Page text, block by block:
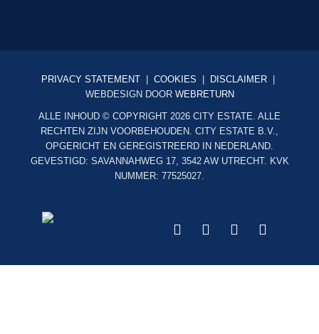
PRIVACY STATEMENT COOKIES DISCLAIMER
WEBDESIGN DOOR WEBRETURN
ALLE INHOUD © COPYRIGHT 2026 CITY ESTATE. ALLE
RECHTEN ZIJN VOORBEHOUDEN. CITY ESTATE B.V.,
OPGERICHT EN GEREGISTREERD IN NEDERLAND.
GEVESTIGD: SAVANNAHWEG 17, 3542 AW UTRECHT. KVK
NUMMER: 77525027.